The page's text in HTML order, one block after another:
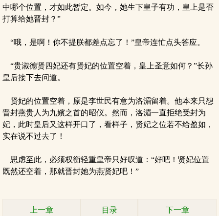
中哪个位置，才如此暂定。如今，她生下皇子有功，皇上是否
打算给她晋封？”
“哦，是啊！你不提朕都差点忘了！”皇帝连忙点头答应。
“贵淑德贤四妃还有贤妃的位置空着，皇上圣意如何？”长孙
皇后接下去问道。
贤妃的位置空着，原是李世民有意为洛湄留着。他本来只想
晋封燕贵人为九嬪之首的昭仪。然而，洛湄一直拒绝受封为
妃，此时皇后又这样开口了，看样子，贤妃之位若不给盈如，
实在说不过去了！
思虑至此，必须权衡轻重皇帝只好叹道：“好吧！贤妃位置
既然还空着，那就晋封她为燕贤妃吧！”
上一章 目录 下一章